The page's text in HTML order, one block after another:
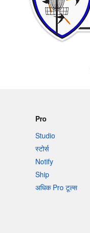
Pro
Studio
स्टोर्स
Notify
Ship
अधिक Pro टूल्स